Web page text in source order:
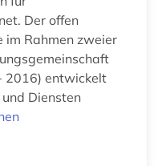
Der offen
im Rahmen zweier
2016) entwickelt
Diensten